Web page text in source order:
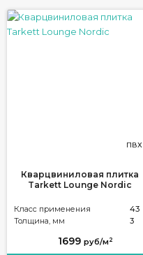
ПВХ
Кварцвиниловая плитка
Tarkett Lounge Nordic
Класс применения
43
Толщина, мм
3
1699 руб/м 2